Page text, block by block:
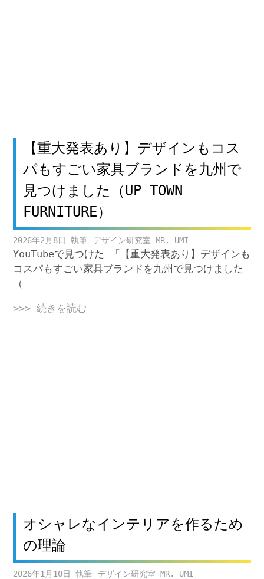
【重大発表あり】デザインもコス
パもすごい家具ブランドを九州で
見つけました（UP TOWN
FURNITURE）
2026年2月8日 デザイン研究室 MR. UMI
YouTubeで見つけた 「【重大発表あり】デザインも
コスパもすごい家具ブランドを九州で見つけました
（
>>> 続きを読む
オシャレなインテリアを作るため
の理論
2026年1月10日 デザイン研究室 MR. UMI